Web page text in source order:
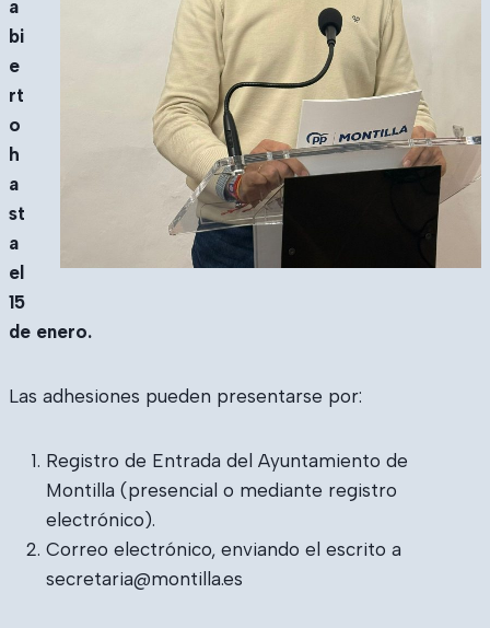
a
bi
e
rt
o
h
a
st
a
el
15
de enero.
Las adhesiones pueden presentarse por:
Registro de Entrada del Ayuntamiento de
Montilla (presencial o mediante registro
electrónico).
Correo electrónico, enviando el escrito a
secretaria@montilla.es